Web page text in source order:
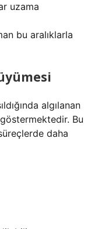
uzama
bu aralıklarla
algılanan
göstermektedir. Bu
daha